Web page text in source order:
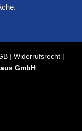
| Widerrufsrecht|
GmbH